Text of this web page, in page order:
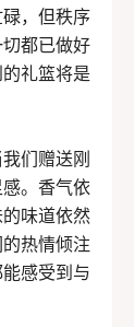
，但秩序
都已做好
礼篮将是
们赠送刚
。香气依
味道依然
热情倾注
感受到与